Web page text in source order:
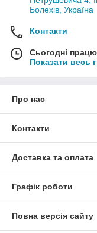
Болехів, Україна
Контакти
Сьогодні
Показати весь
Про нас
Контакти
Доставка та оплата
Графік роботи
Повна версія сайту